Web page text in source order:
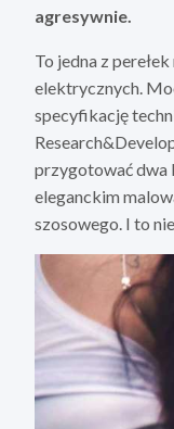
agresywnie.
To jedna z
elektrycznych.
specyfikację
przygotować dwa
eleganckim
szosowego. I to